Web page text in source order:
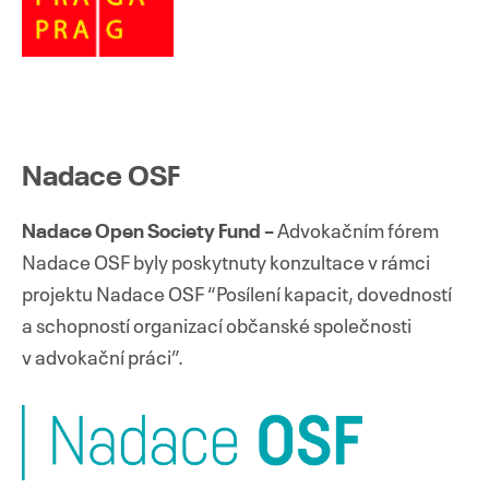
Nadace OSF
Nadace Open Society Fund –Advokačním fórem
Nadace OSF byly poskytnuty konzultace v rámci
projektu Nadace OSF “Posílení kapacit, dovedností
a schopností organizací občanské společnosti
v advokační práci”.